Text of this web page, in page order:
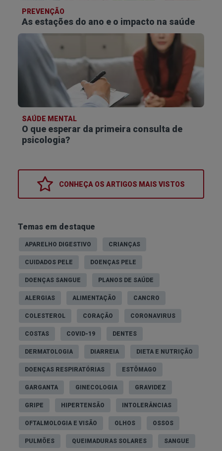
PREVENÇÃO
As estações do ano e o impacto na saúde
SAÚDE MENTAL
O que esperar da primeira consulta de
psicologia?
CONHEÇA OS ARTIGOS MAIS VISTOS
Temas em destaque
APARELHO DIGESTIVO CRIANÇAS
CUIDADOS PELE DOENÇAS PELE
DOENÇAS SANGUE PLANOS DE SAÚDE
ALERGIAS ALIMENTAÇÃO CANCRO
COLESTEROL CORAÇÃO CORONAVIRUS
COSTAS COVID-19 DENTES
DERMATOLOGIA DIARREIA DIETA E NUTRIÇÃO
DOENÇAS RESPIRATÓRIAS ESTÔMAGO
GARGANTA GINECOLOGIA GRAVIDEZ
GRIPE HIPERTENSÃO INTOLERÂNCIAS
OFTALMOLOGIA E VISÃO OLHOS OSSOS
PULMÕES QUEIMADURAS SOLARES SANGUE